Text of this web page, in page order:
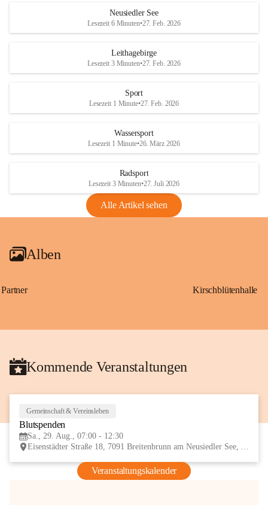
S
und den daraus folgenden wirtschaftlichen
Maßnahmen zur Bekämpfung
Rebe und der Amerikanischen
Anhang VBl. EU Nr. 18
1 Seite•1,4 MB
VBl. EU Nr. 18_2026
r
S
Neusiedler See
Lesezeit 6 Minuten•27. Feb. 2026
Leithagebirge
Lesezeit 3 Minuten•27. Feb. 2026
Sport
Lesezeit 1 Minute•27. Feb. 2026
Wassersport
Lesezeit 1 Minute•26. März 2026
Radsport
Lesezeit 3 Minuten•27. Juli 2026
Alle Artikel sehen
Alben
Partner Kirschblütenhalle
Kommende Veranstaltungen
Gemeinschaft & Vereinsleben
Blutspenden
Sa., 29. Aug., 07:00 - 12:30
Eisenstädter Straße 18, 7091 Breitenbrunn am Neusiedler See, AUT
Veranstaltungskalender